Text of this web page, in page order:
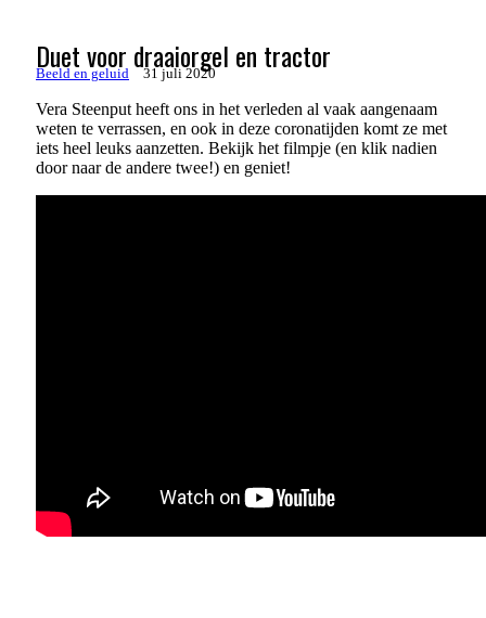
Duet voor draaiorgel en tractor
Beeld en geluid 31 juli 2020
Vera Steenput heeft ons in het verleden al vaak aangenaam
weten te verrassen, en ook in deze coronatijden komt ze met
iets heel leuks aanzetten. Bekijk het filmpje (en klik nadien
door naar de andere twee!) en geniet!